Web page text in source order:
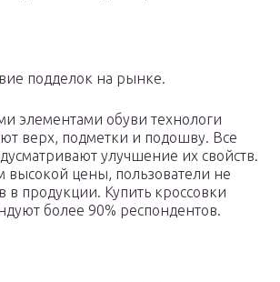
подделок на рынке.
элементами обуви технологи
верх, подметки и подошву. Все
улучшение их свойств.
высокой цены, пользователи не
в продукции. Купить кроссовки
более 90% респондентов.